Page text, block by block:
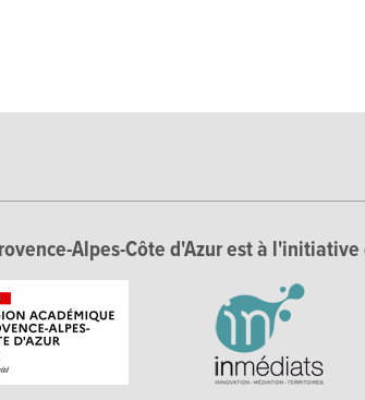
Alpes-Côte d'Azur est à l'initiative